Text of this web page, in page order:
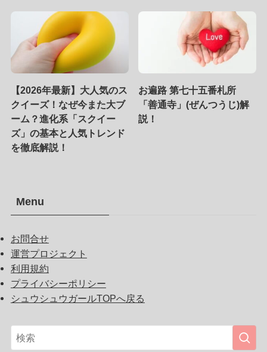
【2026年最新】大人気のス
クイーズ！なぜ今また大ブ
ーム？進化系「スクイー
ズ」の基本と人気トレンド
を徹底解説！
お遍路 第七十五番札所
「善通寺」(ぜんつうじ)解
説！
Menu
お問合せ
運営プロジェクト
利用規約
プライバシーポリシー
シュウシュウガールTOPへ戻る